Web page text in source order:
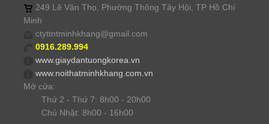
249 Lê Văn Thọ, Phường Thông Tây Hội, TP Hồ Chí
Minh
ctyttntminhkhang@gmail.com
0916.289.994
www.giaydantuongkorea.vn
www.noithatminhkhang.com.vn
Mở cửa:
Thứ 2 - Thứ 7: 8h00 - 20h00
Chủ Nhật: 8h00 - 16h00